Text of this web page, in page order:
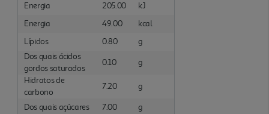
Energia
205.00
kJ
Energia
49.00
kcal
Lípidos
0.80
g
Dos quais ácidos
gordos saturados
0.10
g
Hidratos de
carbono
7.20 g
Dos quais açúcares 7.00
g